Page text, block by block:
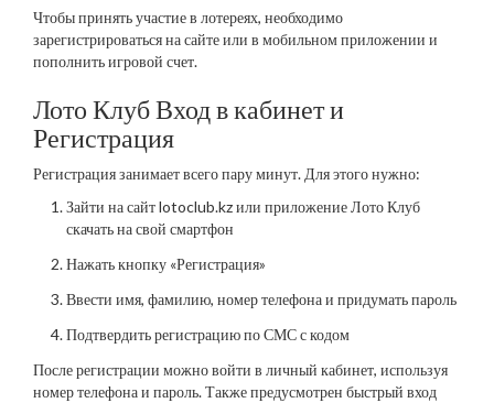
Чтобы принять участие в лотереях, необходимо
зарегистрироваться на сайте или в мобильном приложении и
пополнить игровой счет.
Лото Клуб Вход в кабинет и
Регистрация
Регистрация занимает всего пару минут. Для этого нужно:
Зайти на сайт lotoclub.kz или приложение Лото Клуб
скачать на свой смартфон
Нажать кнопку «Регистрация»
Ввести имя, фамилию, номер телефона и придумать пароль
Подтвердить регистрацию по СМС с кодом
После регистрации можно войти в личный кабинет, используя
номер телефона и пароль. Также предусмотрен быстрый вход